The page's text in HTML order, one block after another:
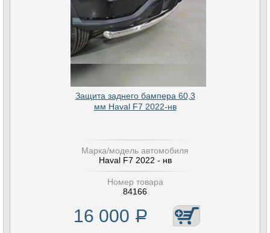
Защита заднего бампера 60,3
мм Haval F7 2022-нв
Марка/модель автомобиля
Haval F7 2022 - нв
Номер товара
84166
16 000 Р